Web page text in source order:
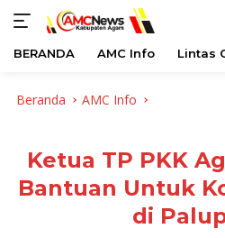
BERANDA AMC Info Lintas
Beranda AMC Info
Ketua TP PKK
Bantuan Untuk
di